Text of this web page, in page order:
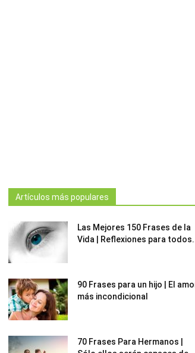
Artículos más populares
Las Mejores 150 Frases de la
Vida | Reflexiones para
90 Frases para un hijo | El
más incondicional
70 Frases Para Hermanos |